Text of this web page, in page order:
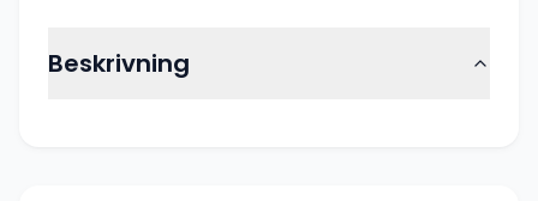
Beskrivning